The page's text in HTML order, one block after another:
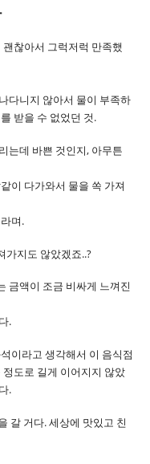
찮아서 그럭저럭 만족했
다니지 않아서 물이 부족하
받을 수 없었던 것.
는데 바쁜 것인지, 아무튼
이 다가와서 물을 쏙 가져
며.
가지도 않았겠죠..?
금액이 조금 비싸게 느껴진
.
이라고 생각해서 이 음식점
도로 길게 이어지지 않았
.
갈 거다. 세상에 맛있고 친